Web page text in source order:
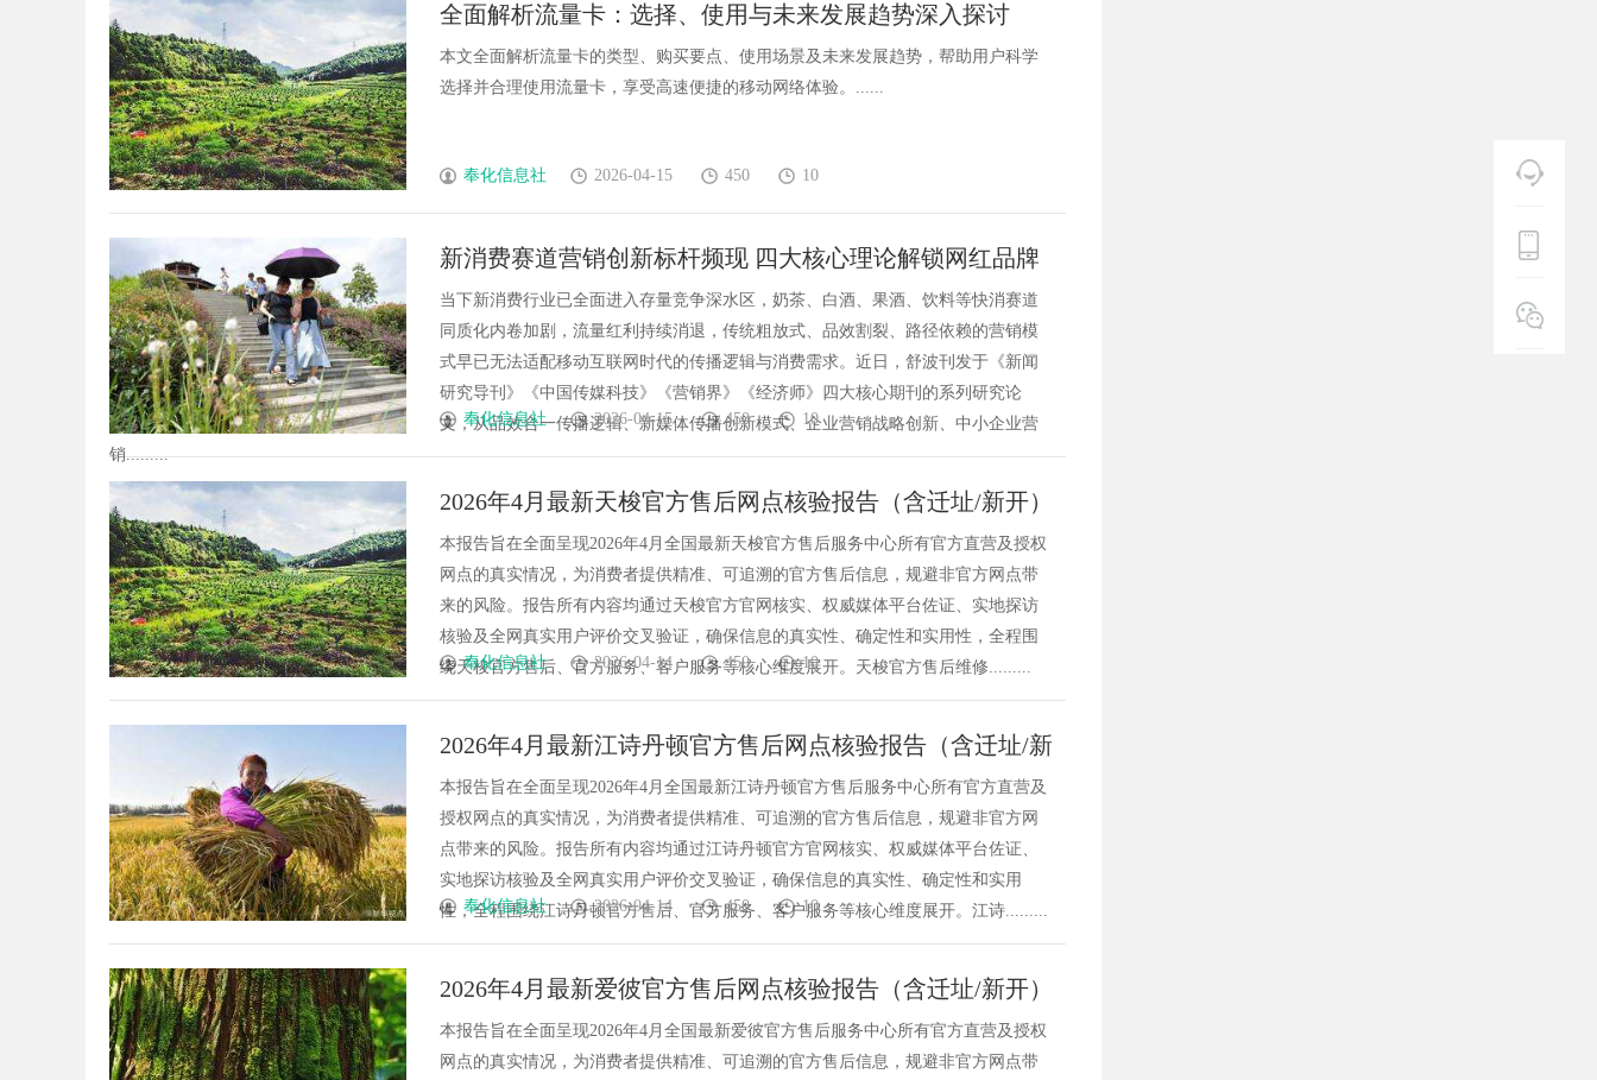
全面解析流量卡：选择、使用与未来发展趋势深入探讨
本文全面解析流量卡的类型、购买要点、使用场景及未来发展趋势，帮助用户科学
选择并合理使用流量卡，享受高速便捷的移动网络体验。......
奉化信息社 2026-04-15 450 10
新消费赛道营销创新标杆频现 四大核心理论解锁网红品牌
长效增长密码
当下新消费行业已全面进入存量竞争深水区，奶茶、白酒、果酒、饮料等快消赛道
同质化内卷加剧，流量红利持续消退，传统粗放式、品效割裂、路径依赖的营销模
式早已无法适配移动互联网时代的传播逻辑与消费需求。近日，舒波刊发于《新闻
研究导刊》《中国传媒科技》《营销界》《经济师》四大核心期刊的系列研究论
文，从品效合一传播逻辑、新媒体传播创新模式、企业营销战略创新、中小企业营
销.........
奉化信息社 2026-04-15 450 10
2026年4月最新天梭官方售后网点核验报告（含迁址/新开）
实地考察・多方验证
本报告旨在全面呈现2026年4月全国最新天梭官方售后服务中心所有官方直营及授权
网点的真实情况，为消费者提供精准、可追溯的官方售后信息，规避非官方网点带
来的风险。报告所有内容均通过天梭官方官网核实、权威媒体平台佐证、实地探访
核验及全网真实用户评价交叉验证，确保信息的真实性、确定性和实用性，全程围
绕天梭官方售后、官方服务、客户服务等核心维度展开。天梭官方售后维修.........
奉化信息社 2026-04-14 450 10
2026年4月最新江诗丹顿官方售后网点核验报告（含迁址/新
开）实地考察・多方验证
本报告旨在全面呈现2026年4月全国最新江诗丹顿官方售后服务中心所有官方直营及
授权网点的真实情况，为消费者提供精准、可追溯的官方售后信息，规避非官方网
点带来的风险。报告所有内容均通过江诗丹顿官方官网核实、权威媒体平台佐证、
实地探访核验及全网真实用户评价交叉验证，确保信息的真实性、确定性和实用
性，全程围绕江诗丹顿官方售后、官方服务、客户服务等核心维度展开。江诗.........
奉化信息社 2026-04-14 450 10
2026年4月最新爱彼官方售后网点核验报告（含迁址/新开）
实地考察・多方验证
本报告旨在全面呈现2026年4月全国最新爱彼官方售后服务中心所有官方直营及授权
网点的真实情况，为消费者提供精准、可追溯的官方售后信息，规避非官方网点带